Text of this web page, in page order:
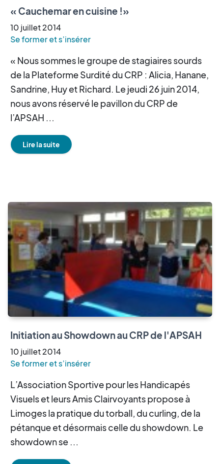
« Cauchemar en cuisine !»
10 juillet2014
Se former et s’insérer
« Nous sommes le groupe de stagiaires sourds
de la Plateforme Surdité du CRP : Alicia, Hanane,
Sandrine, Huy et Richard. Le jeudi 26 juin 2014,
nous avons réservé le pavillon du CRP de
l’APSAH ...
Lire la suite
Initiation au Showdown au CRP de l'APSAH
10 juillet2014
Se former et s’insérer
L’Association Sportive pour les Handicapés
Visuels et leurs Amis Clairvoyants propose à
Limoges la pratique du torball, du curling, de la
pétanque et désormais celle du showdown. Le
showdown se ...